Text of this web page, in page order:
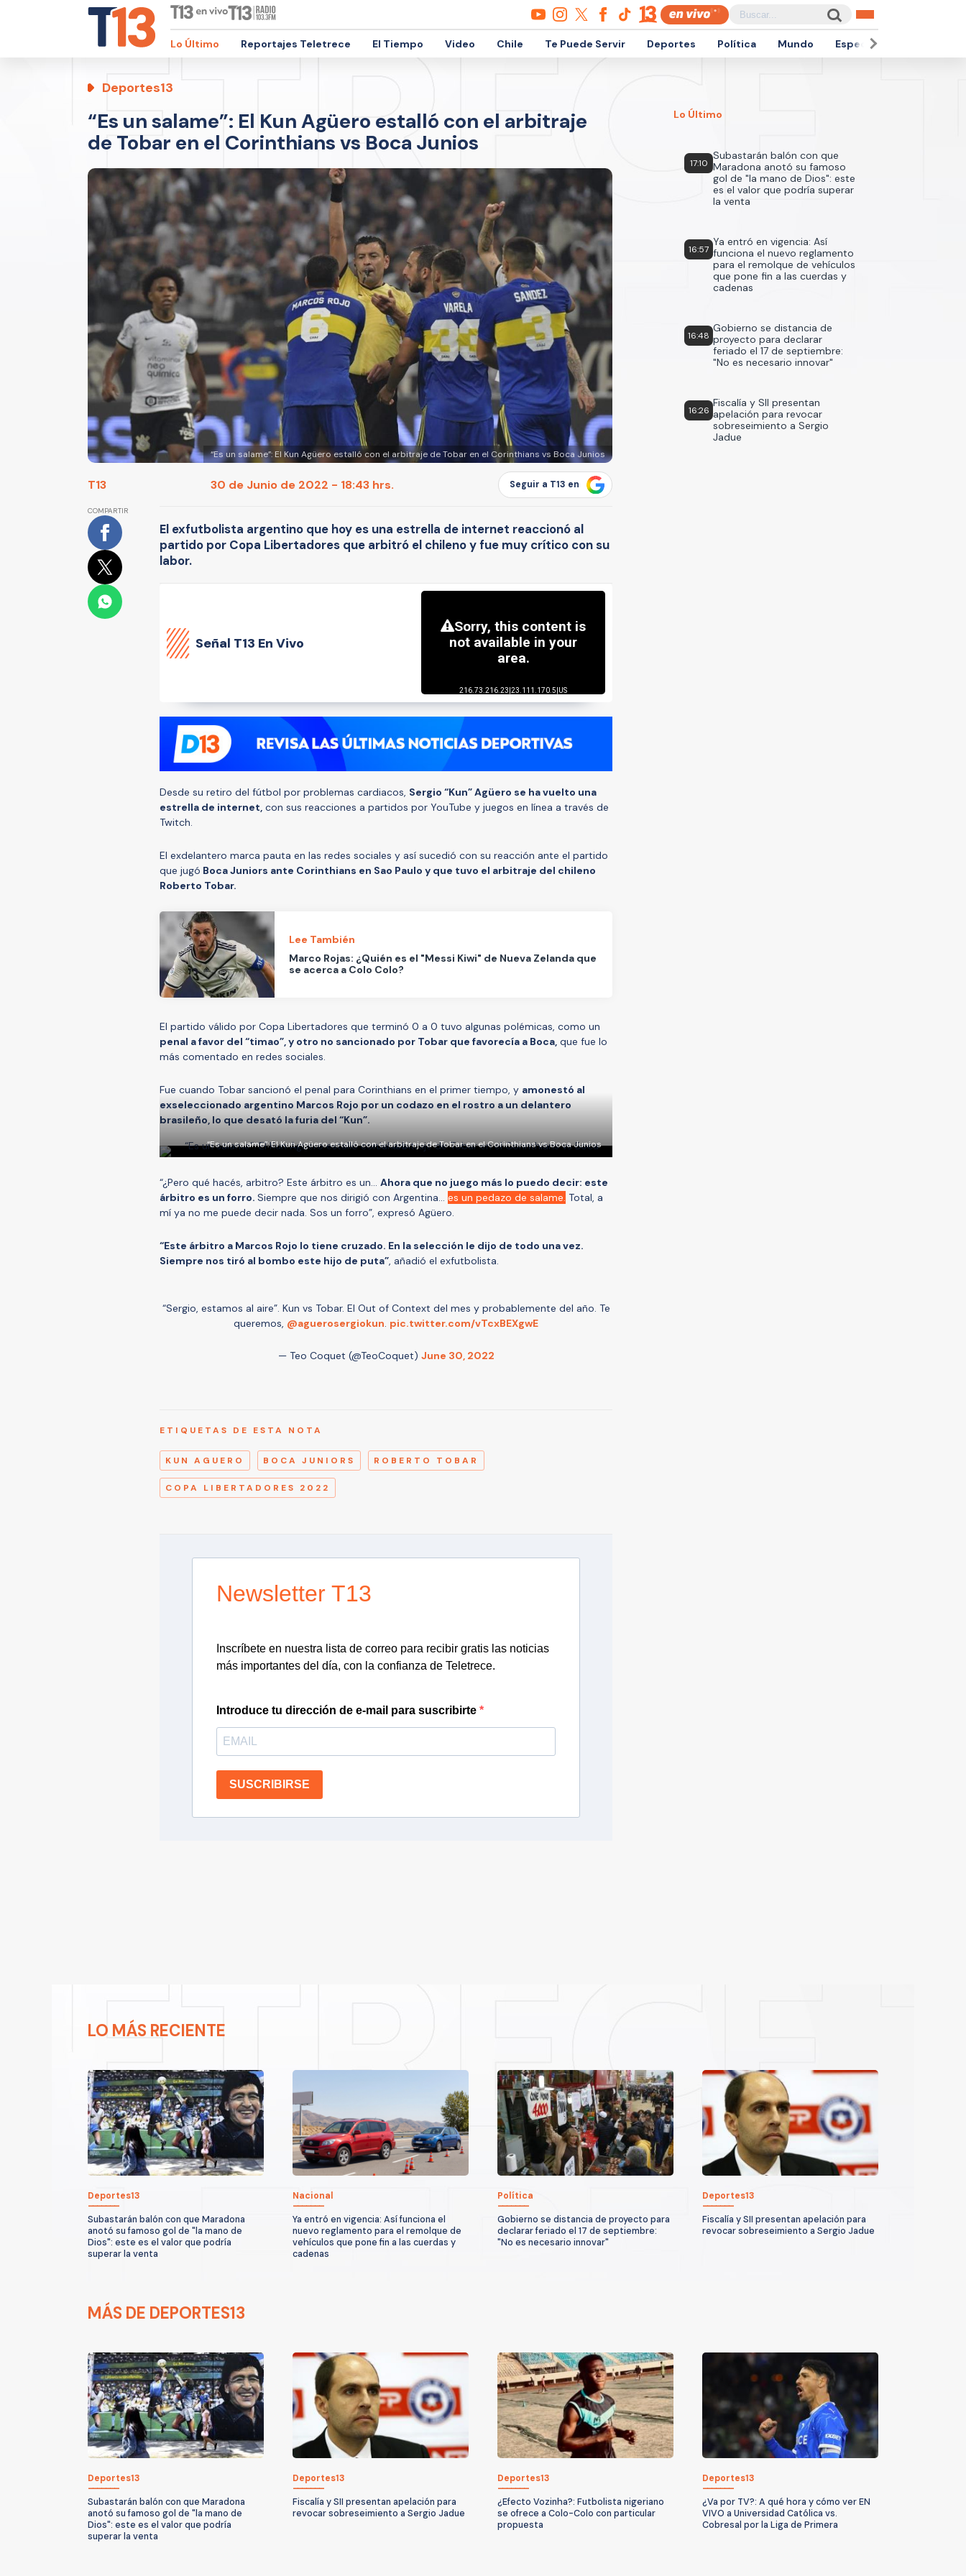
Lo Último Reportajes Teletrece El Tiempo Video Chile Te Puede Servir Deportes Política Mundo Espectáculos
Deportes13
“Es un salame”: El Kun Agüero estalló con el arbitraje
de Tobar en el Corinthians vs Boca Junios
“Es un salame”: El Kun Agüero estalló con el arbitraje de Tobar en el Corinthians vs Boca Junios
T13 30 de Junio de 2022 - 18:43 hrs. Seguir a T13 en
COMPARTIR
El exfutbolista argentino que hoy es una estrella de internet reaccionó al
partido por Copa Libertadores que arbitró el chileno y fue muy crítico con su
labor.
Señal T13 En Vivo
Desde su retiro del fútbol por problemas cardiacos, Sergio “Kun” Agüero se ha vuelto una
estrella de internet, con sus reacciones a partidos por YouTube y juegos en línea a través de
Twitch.
El exdelantero marca pauta en las redes sociales y así sucedió con su reacción ante el partido
que jugó Boca Juniors ante Corinthians en Sao Paulo y que tuvo el arbitraje del chileno
Roberto Tobar.
Lee También
Marco Rojas: ¿Quién es el "Messi Kiwi" de Nueva Zelanda que
se acerca a Colo Colo?
El partido válido por Copa Libertadores que terminó 0 a 0 tuvo algunas polémicas, como un
penal a favor del “timao”, y otro no sancionado por Tobar que favorecía a Boca, que fue lo
más comentado en redes sociales.
Fue cuando Tobar sancionó el penal para Corinthians en el primer tiempo, y amonestó al
exseleccionado argentino Marcos Rojo por un codazo en el rostro a un delantero
brasileño, lo que desató la furia del “Kun”.
“Es un salame”: El Kun Agüero estalló con el arbitraje de Tobar en el Corinthians vs Boca Junios
“¿Pero qué hacés, arbitro? Este árbitro es un… Ahora que no juego más lo puedo decir: este
árbitro es un forro. Siempre que nos dirigió con Argentina… es un pedazo de salame. Total, a
mí ya no me puede decir nada. Sos un forro”, expresó Agüero.
“Este árbitro a Marcos Rojo lo tiene cruzado. En la selección le dijo de todo una vez.
Siempre nos tiró al bombo este hijo de puta”, añadió el exfutbolista.
“Sergio, estamos al aire”. Kun vs Tobar. El Out of Context del mes y probablemente del año. Te
queremos, @aguerosergiokun. pic.twitter.com/vTcxBEXgwE
— Teo Coquet (@TeoCoquet) June 30, 2022
ETIQUETAS DE ESTA NOTA
KUN AGUERO BOCA JUNIORS ROBERTO TOBAR
COPA LIBERTADORES 2022
Newsletter T13
Inscríbete en nuestra lista de correo para recibir gratis las noticias
más importantes del día, con la confianza de Teletrece.
Introduce tu dirección de e-mail para suscribirte
SUSCRIBIRSE
Lo Último
17:10
Subastarán balón con que
Maradona anotó su famoso
gol de "la mano de Dios": este
es el valor que podría superar
la venta
16:57
Ya entró en vigencia: Así
funciona el nuevo reglamento
para el remolque de vehículos
que pone fin a las cuerdas y
cadenas
16:48
Gobierno se distancia de
proyecto para declarar
feriado el 17 de septiembre:
"No es necesario innovar"
16:26
Fiscalía y SII presentan
apelación para revocar
sobreseimiento a Sergio
Jadue
LO MÁS RECIENTE
Deportes13
Subastarán balón con que Maradona
anotó su famoso gol de "la mano de
Dios": este es el valor que podría
superar la venta
Nacional
Ya entró en vigencia: Así funciona el
nuevo reglamento para el remolque de
vehículos que pone fin a las cuerdas y
cadenas
Política
Gobierno se distancia de proyecto para
declarar feriado el 17 de septiembre:
"No es necesario innovar"
Deportes13
Fiscalía y SII presentan apelación para
revocar sobreseimiento a Sergio Jadue
MÁS DE DEPORTES13
Deportes13
Subastarán balón con que Maradona
anotó su famoso gol de "la mano de
Dios": este es el valor que podría
superar la venta
Deportes13
Fiscalía y SII presentan apelación para
revocar sobreseimiento a Sergio Jadue
Deportes13
¿Efecto Vozinha?: Futbolista nigeriano
se ofrece a Colo-Colo con particular
propuesta
Deportes13
¿Va por TV?: A qué hora y cómo ver EN
VIVO a Universidad Católica vs.
Cobresal por la Liga de Primera